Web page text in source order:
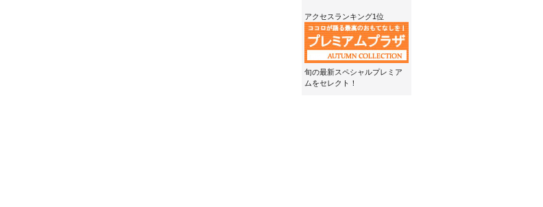
アクセスランキング1位
旬の最新スペシャルプレミア
ムをセレクト！